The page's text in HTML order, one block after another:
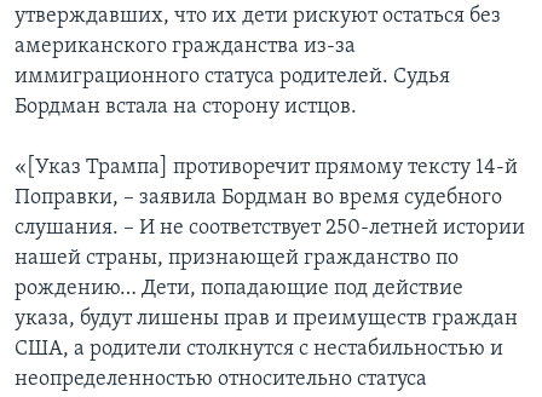
утверждавших, что их дети рискуют остаться без
американского гражданства из-за
иммиграционного статуса родителей. Судья
Бордман встала на сторону истцов.
«[Указ Трампа] противоречит прямому тексту 14-й
Поправки, – заявила Бордман во время судебного
слушания. – И не соответствует 250-летней истории
нашей страны, признающей гражданство по
рождению… Дети, попадающие под действие
указа, будут лишены прав и преимуществ граждан
США, а родители столкнутся с нестабильностью и
неопределенностью относительно статуса